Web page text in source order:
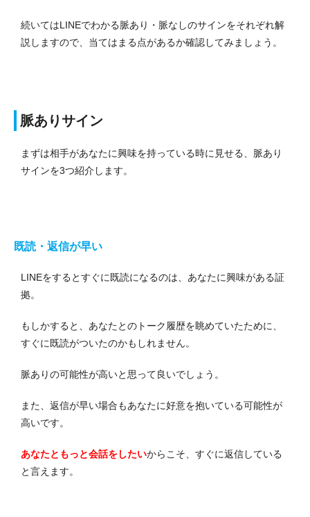
続いてはLINEでわかる脈あり・脈なしのサインをそれぞれ解
説しますので、当てはまる点があるか確認してみましょう。
脈ありサイン
まずは相手があなたに興味を持っている時に見せる、脈あり
サインを3つ紹介します。
既読・返信が早い
LINEをするとすぐに既読になるのは、あなたに興味がある証
拠。
もしかすると、あなたとのトーク履歴を眺めていたために、
すぐに既読がついたのかもしれません。
脈ありの可能性が高いと思って良いでしょう。
また、返信が早い場合もあなたに好意を抱いている可能性が
高いです。
あなたともっと会話をしたいからこそ、すぐに返信している
と言えます。